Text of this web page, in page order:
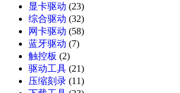
显卡驱动 (23)
综合驱动 (32)
网卡驱动 (58)
蓝牙驱动 (7)
触控板 (2)
驱动工具 (21)
压缩刻录 (11)